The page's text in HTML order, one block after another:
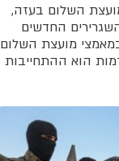
השלום בעזה,
החדשים
מועצת השלום
הוא ההתחייבות